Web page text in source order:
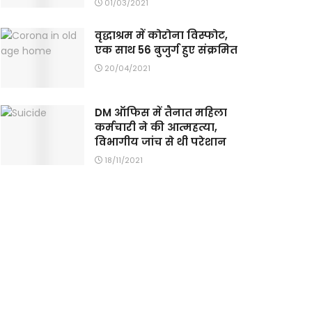
01/03/2021
वृद्धाश्रम में कोरोना विस्फोट,
एक साथ 56 बुजुर्ग हुए संक्रमित
20/04/2021
DM ऑफिस में तैनात महिला
कर्मचारी ने की आत्महत्या,
विभागीय जांच से थी परेशान
18/11/2021